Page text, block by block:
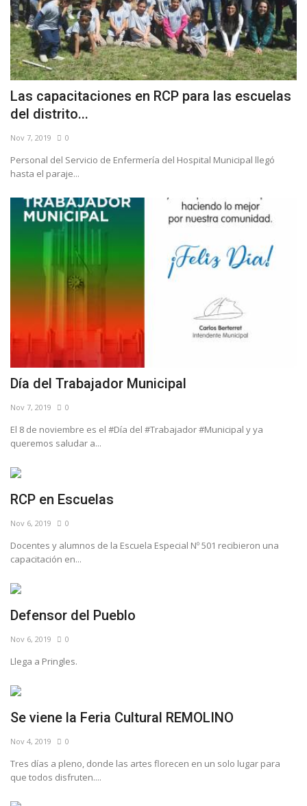
Las capacitaciones en RCP para las escuelas
del distrito...
Nov 7, 2019 0
Personal del Servicio de Enfermería del Hospital Municipal llegó
hasta el paraje...
Día del Trabajador Municipal
Nov 7, 2019 0
El 8 de noviembre es el #Día del #Trabajador #Municipal y ya
queremos saludar a...
RCP en Escuelas
Nov 6, 2019 0
Docentes y alumnos de la Escuela Especial Nº 501 recibieron una
capacitación en...
Defensor del Pueblo
Nov 6, 2019 0
Llega a Pringles.
Se viene la Feria Cultural REMOLINO
Nov 4, 2019 0
Tres días a pleno, donde las artes florecen en un solo lugar para
que todos disfruten....